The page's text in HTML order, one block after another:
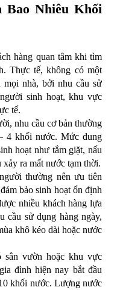
Bao Nhiêu Khối
hàng quan tâm khi tìm
Thực tế, không có một
nhà, bởi nhu cầu sử
sinh hoạt, khu vực
tế.
nhu cầu cơ bản thường
4 khối nước. Mức dung
hoạt như tắm giặt, nấu
ra mất nước tạm thời.
thường nên ưu tiên
bảo sinh hoạt ổn định
nhiều khách hàng lựa
cầu sử dụng hàng ngày,
khô kéo dài hoặc nước
vườn hoặc khu vực
đình hiện nay bắt đầu
khối nước. Lượng nước